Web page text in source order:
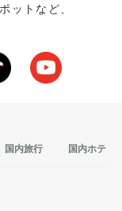
ットなど、
国内旅行 国内ホテル